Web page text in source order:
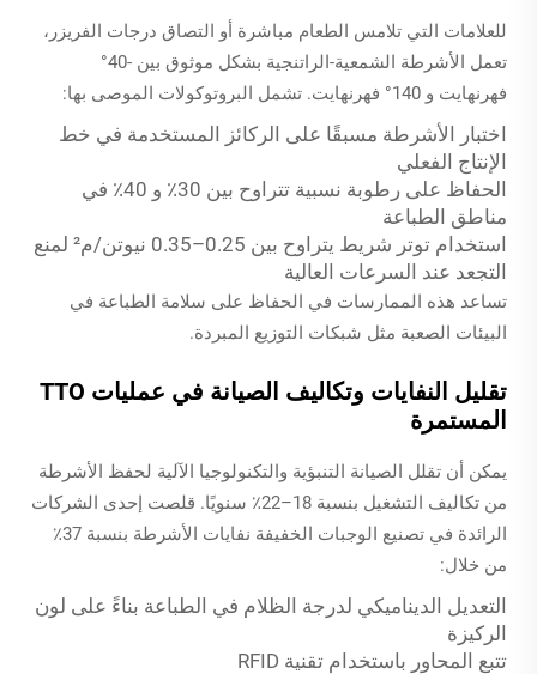
للعلامات التي تلامس الطعام مباشرة أو التصاق درجات الفريزر،
تعمل الأشرطة الشمعية-الراتنجية بشكل موثوق بين -40°
فهرنهايت و 140° فهرنهايت. تشمل البروتوكولات الموصى بها:
اختبار الأشرطة مسبقًا على الركائز المستخدمة في خط
الإنتاج الفعلي
الحفاظ على رطوبة نسبية تتراوح بين 30٪ و 40٪ في
مناطق الطباعة
استخدام توتر شريط يتراوح بين 0.25–0.35 نيوتن/م² لمنع
التجعد عند السرعات العالية
تساعد هذه الممارسات في الحفاظ على سلامة الطباعة في
البيئات الصعبة مثل شبكات التوزيع المبردة.
تقليل النفايات وتكاليف الصيانة في عمليات TTO
المستمرة
يمكن أن تقلل الصيانة التنبؤية والتكنولوجيا الآلية لحفظ الأشرطة
من تكاليف التشغيل بنسبة 18–22٪ سنويًا. قلصت إحدى الشركات
الرائدة في تصنيع الوجبات الخفيفة نفايات الأشرطة بنسبة 37٪
من خلال:
التعديل الديناميكي لدرجة الظلام في الطباعة بناءً على لون
الركيزة
تتبع المحاور باستخدام تقنية RFID